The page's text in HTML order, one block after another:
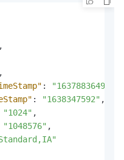
,
,
: "1637883649"
: "1638347592" ,
"1024" ,
"1048576" ,